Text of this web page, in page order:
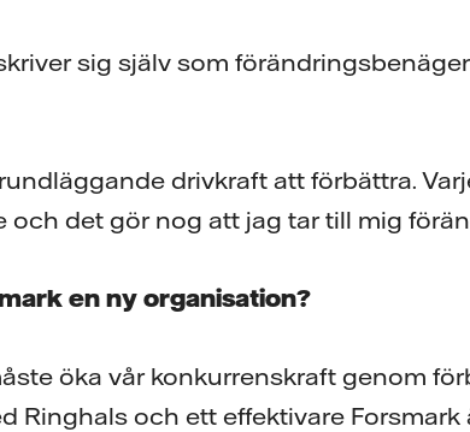
sig själv som
drivkraft att förbättra.
och det gör nog att jag tar till mig
en ny organisation?
öka vår konkurrenskraft genom
Ringhals och ett effektivare